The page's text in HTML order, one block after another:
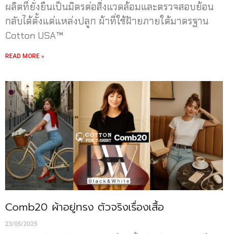
ผลิตที่ยั่งยืนเป็นมิตรต่อสิ่งแวดล้อมและตรวจสอบย้อน
กลับได้ตั้งแต่แหล่งปลูก ผ้าที่ใช้ฝ้ายภายใต้มาตรฐาน
Cotton USA™
READ MORE »
Comb20 ผ้าอยู่ทรง ตัวจริงเรื่องเสื้อ
23/05/2025